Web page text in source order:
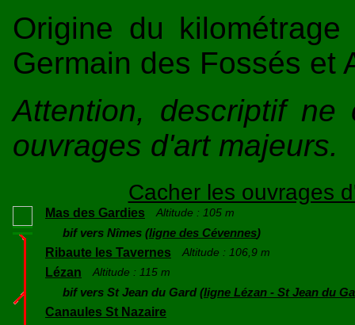
Origine du
Germain des Fossés et
Attention, descriptif
ouvrages d'art majeurs.
Cacher les ouvrages
Mas des Gardies Altitude : 105 m
bif vers Nîmes (ligne des Cévennes)
Ribaute les Tavernes
Altitude : 106,9 m
Lézan Altitude : 115 m
bif vers St Jean du Gard (ligne Lézan - St Jean du
Canaules St Nazaire